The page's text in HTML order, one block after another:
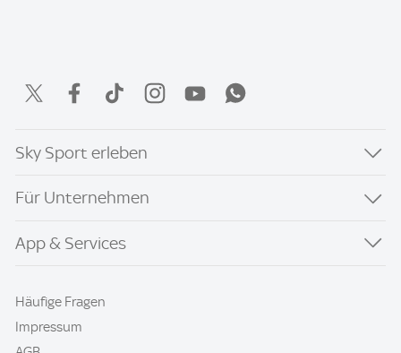
Sky Sport erleben
Für Unternehmen
App & Services
Häufige Fragen
Impressum